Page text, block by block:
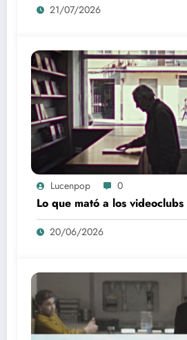
21/07/2026
Lucenpop 0
Lo que mató a los videoclubs
20/06/2026